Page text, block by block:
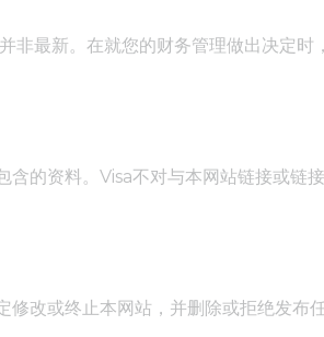
最新。在就您的财务管理做出决定时，
的资料。Visa不对与本网站链接或链
修改或终止本网站，并删除或拒绝发布